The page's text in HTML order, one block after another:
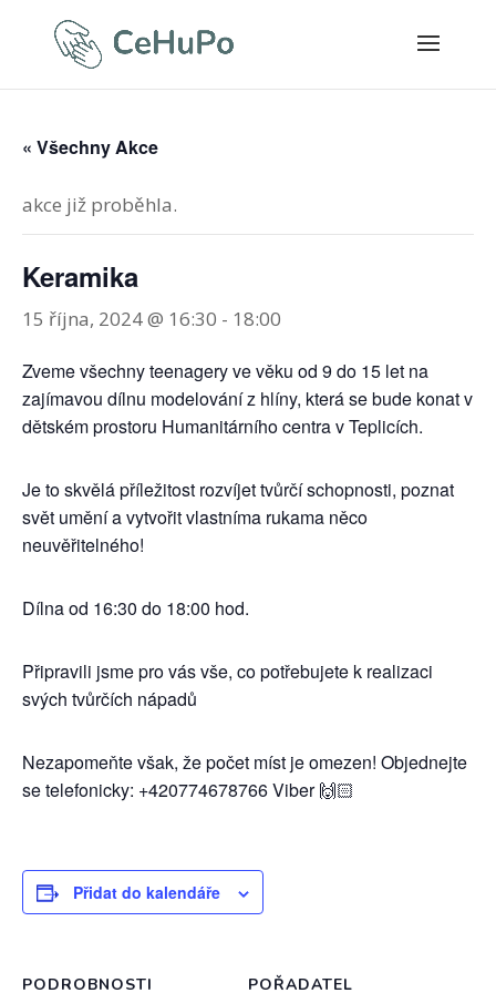
« Všechny Akce
akce již proběhla.
Keramika
15 října, 2024 @ 16:30 - 18:00
Zveme všechny teenagery ve věku od 9 do 15 let na
zajímavou dílnu modelování z hlíny, která se bude konat v
dětském prostoru Humanitárního centra v Teplicích.
Je to skvělá příležitost rozvíjet tvůrčí schopnosti, poznat
svět umění a vytvořit vlastníma rukama něco
neuvěřitelného!
Dílna od 16:30 do 18:00 hod.
Připravili jsme pro vás vše, co potřebujete k realizaci
svých tvůrčích nápadů
Nezapomeňte však, že počet míst je omezen! Objednejte
se telefonicky: +420774678766 Viber 🙌🏻
Přidat do kalendáře
PODROBNOSTI POŘADATEL